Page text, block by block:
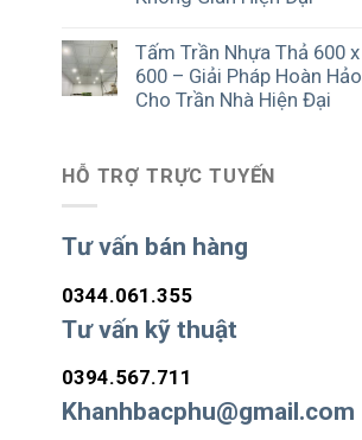
Tấm Trần Nhựa Thả 600 x
600 – Giải Pháp Hoàn Hảo
Cho Trần Nhà Hiện Đại
HỖ TRỢ TRỰC TUYẾN
Tư vấn bán hàng
0344.061.355
Tư vấn kỹ thuật
0394.567.711
Khanhbacphu@gmail.com